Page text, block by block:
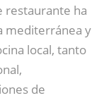
restaurante ha
mediterránea y
local, tanto
de